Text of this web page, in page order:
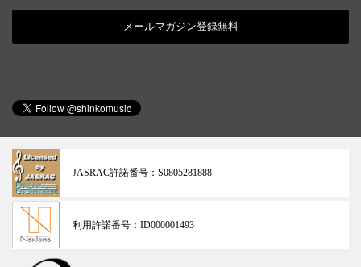
メールマガジン登録無料
JASRAC許諾番号： S0805281888
利用許諾番号： ID000001493